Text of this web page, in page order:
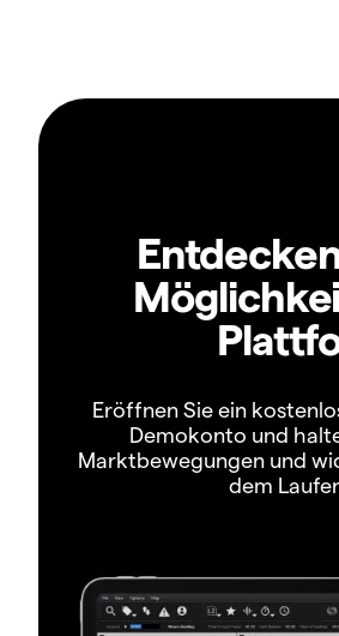
Eröffnen Sie ein
Demokonto und
Marktbewegungen und
dem